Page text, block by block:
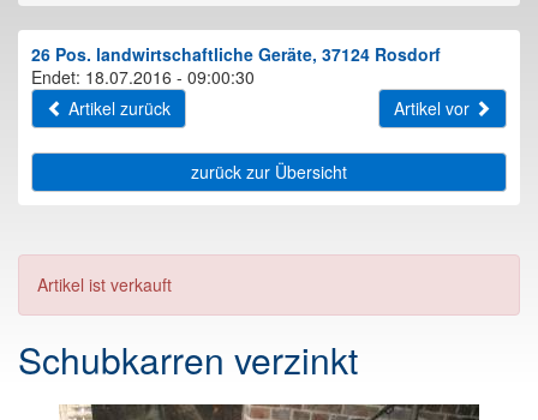
26 Pos. landwirtschaftliche Geräte, 37124 Rosdorf
Endet: 18.07.2016 - 09:00:30
Artikel zurück
Artikel vor
zurück zur Übersicht
Artikel ist verkauft
Schubkarren verzinkt